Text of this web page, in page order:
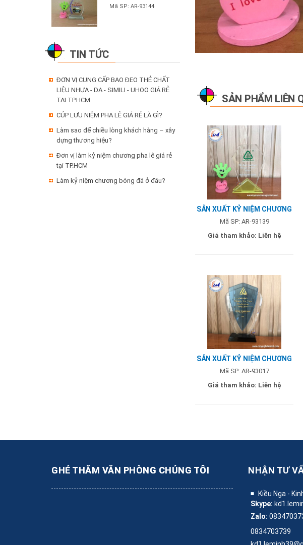
NƯỚC - MẪU BÀU LÂM
Mã SP: AR-93144
TIN TỨC
ĐƠN VỊ CUNG CẤP BAO ĐEO THẺ CHẤT
LIỆU NHỰA - DA - SIMILI - UHOO GIÁ RẺ
TẠI TP.HCM
CÚP LƯU NIỆM PHA LÊ GIÁ RẺ LÀ GÌ?
Làm sao để chiều lòng khách hàng – xây
dựng thương hiệu?
Đơn vị làm kỷ niệm chương pha lê giá rẻ
tại TP.HCM
Làm kỷ niệm chương bóng đá ở đâu?
SẢN PHẨM LIÊN
SẢN XUẤT KỶ NIỆM CHƯƠNG
2 LỚP - MẪU MEP GREEN
Mã SP: AR-93139
Giá tham khảo: Liên hệ
SẢN XUẤT KỶ NIỆM CHƯƠNG
2 LỚP - MẪU SONADEZI
Mã SP: AR-93017
Giá tham khảo: Liên hệ
GHÉ THĂM VĂN PHÒNG CHÚNG TÔI NHẬN TƯ
Kiều Nga -
Skype:
Zalo:
0834703739